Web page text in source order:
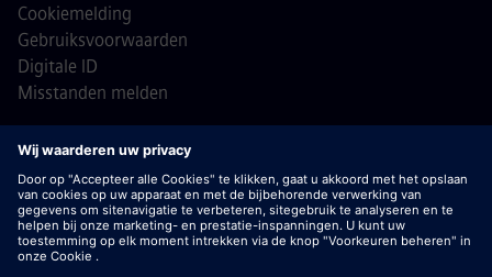
© Siemens 1996 - 2026
Cookiemelding
Gebruiksvoorwaarden
Digitale ID
Misstanden melden
Belangrijk:bij Siemens zullen wij je nooit vragen om